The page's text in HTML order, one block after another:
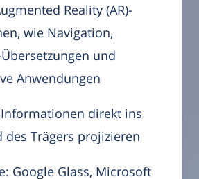
Reality (AR)-
wie Navigation,
und
Anwendungen
direkt ins
des Trägers projizieren
Google Glass, Microsoft